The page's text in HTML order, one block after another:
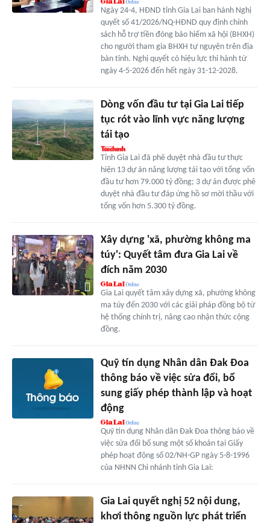
Ngày 24-4, HĐND tỉnh Gia Lai ban hành Nghị
quyết số 41/2026/NQ-HĐND quy định chính
sách hỗ trợ tiền đóng bảo hiểm xã hội (BHXH)
cho người tham gia BHXH tự nguyện trên địa
bàn tỉnh. Nghị quyết có hiệu lực thi hành từ
ngày 4-5-2026 đến hết ngày 31-12-2028.
Dòng vốn đầu tư tại Gia Lai tiếp
tục rót vào lĩnh vực năng lượng
tái tạo
Tỉnh Gia Lai đã phê duyệt nhà đầu tư thực
hiện 13 dự án năng lượng tái tạo với tổng vốn
đầu tư hơn 79.000 tỷ đồng; 3 dự án được phê
duyệt nhà đầu tư đáp ứng hồ sơ mời thầu với
tổng vốn hơn 5.300 tỷ đồng.
Xây dựng 'xã, phường không ma
túy': Quyết tâm đưa Gia Lai về
đích năm 2030
Gia Lai quyết tâm xây dựng xã, phường không
ma túy đến 2030 với các giải pháp đồng bộ từ
hệ thống chính trị, nâng cao nhận thức cộng
đồng.
Quỹ tín dụng Nhân dân Đak Đoa
thông báo về việc sửa đổi, bổ
sung giấy phép thành lập và hoạt
động
Quỹ tín dụng Nhân dân Đak Đoa thông báo về
việc sửa đổi bổ sung một số khoản tại Giấy
phép hoạt động số 02/NH-GP ngày 5-8-1996
của NHNN Chi nhánh tỉnh Gia Lai:
Gia Lai quyết nghị 52 nội dung,
khơi thông nguồn lực phát triển